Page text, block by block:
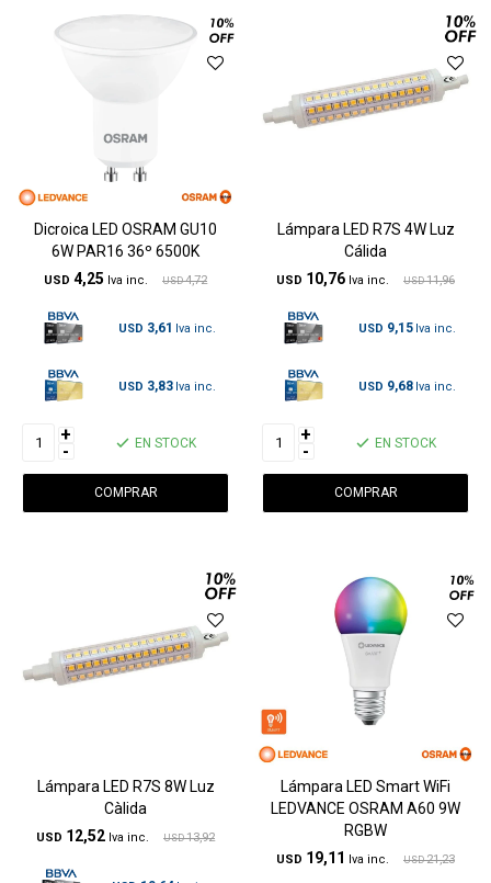
Dicroica LED OSRAM GU10
6W PAR16 36º 6500K
USD 4,25 USD 4,72
USD 3,61
USD 3,83
+
- EN STOCK
Lámpara LED R7S 4W Luz
Cálida
USD 10,76 USD 11,96
USD 9,15
USD 9,68
+
- EN STOCK
Lámpara LED R7S 8W Luz
Càlida
USD 12,52 USD 13,92
Lámpara LED Smart WiFi
LEDVANCE OSRAM A60 9W
RGBW
USD 19,11 USD 21,23